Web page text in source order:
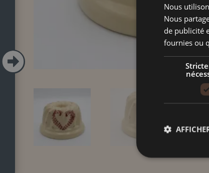

Nous
Nous
de publicité
fournies ou